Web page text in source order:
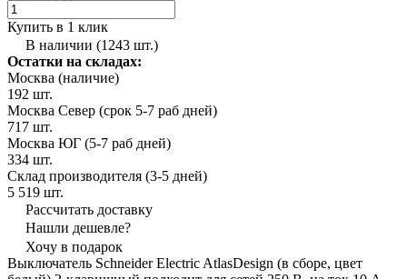
Купить в 1 клик
В наличии (1243 шт.)
Остатки на складах:
Москва (наличие)
192 шт.
Москва Север (срок 5-7 раб дней)
717 шт.
Москва ЮГ (5-7 раб дней)
334 шт.
Склад производителя (3-5 дней)
5 519 шт.
Рассчитать доставку
Нашли дешевле?
Хочу в подарок
Выключатель Schneider Electric AtlasDesign (в сборе, цвет